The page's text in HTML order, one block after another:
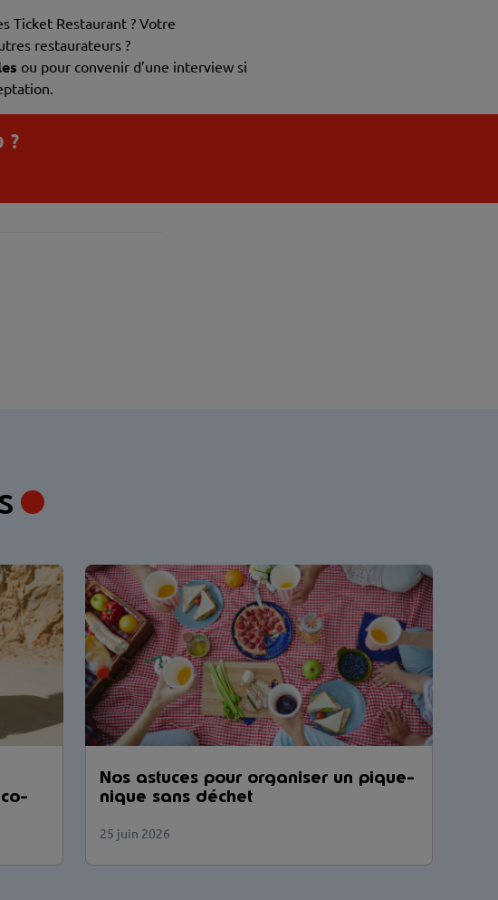
Ticket Restaurant ? Votre
restaurateurs ?
ou pour convenir d’une interview si
?
Nos astuces pour organiser un pique-
nique sans déchet
25 juin 2026